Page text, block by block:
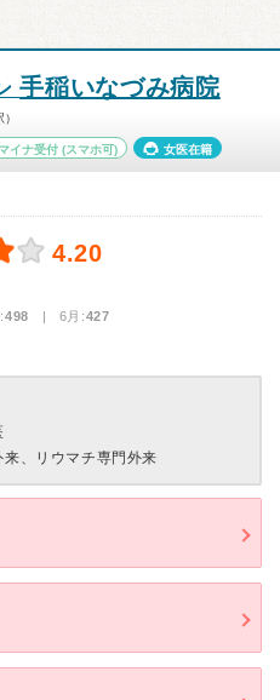
手稲いなづみ病院
マイナ受付 (スマホ可) 女医在籍
4.20
498 | 6月:427
、リウマチ専門外来